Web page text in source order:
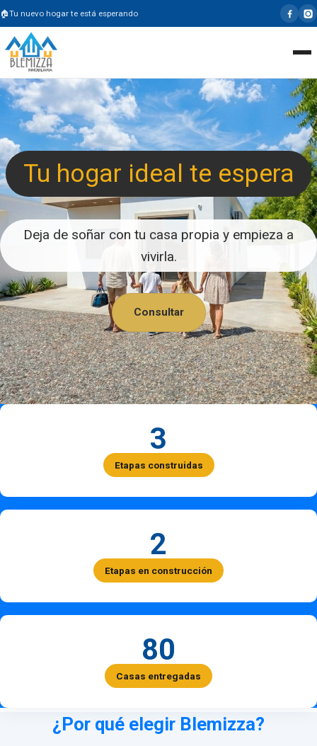
Tu nuevo hogar te está esperando
Tu hogar ideal te espera
Deja de soñar con tu casa propia y empieza a
vivirla.
Consultar
3
Etapas construidas
2
Etapas en construcción
80
Casas entregadas
¿Por qué elegir Blemizza?